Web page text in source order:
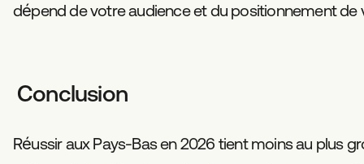
dépend de votre audience et du positionnement de
Conclusion
Réussir aux Pays-Bas en 2026 tient moins au plus